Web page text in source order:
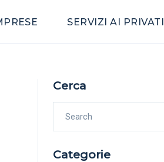
SERVIZI AI PRIVATI
Cerca
Categorie